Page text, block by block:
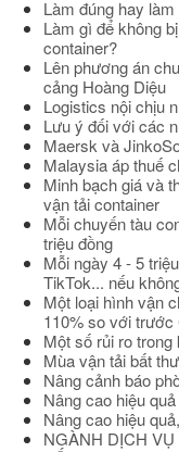
Làm đúng hay
Làm gì để không
container?
Lên phương án
cảng Hoàng Diệu
Logistics nội chịu
Lưu ý đối với các
Maersk và
Malaysia áp thuế
Minh bạch giá và
vận tải container
Mỗi chuyến tàu
triệu đồng
Mỗi ngày 4 - 5
TikTok... nếu
Một loại hình vận
110% so với trước
Một số rủi ro
Mùa vận tải bất
Nâng cảnh báo
Nâng cao hiệu
Nâng cao hiệu
NGÀNH DỊCH